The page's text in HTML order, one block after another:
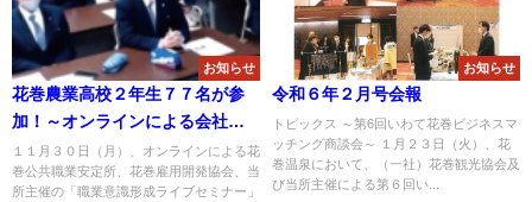
お知らせ
花巻農業高校２年生７７名が参
加！～オンラインによる会社説
明・事業所見学会～
１１月３０日（月）、オンラインによる花
巻公共職業安定所、花巻雇用開発協会、当
所主催の「職業意識形成ライブセミナー」
お知らせ
令和６年２月号会報
トピックス ～第6回いわて花巻ビジネスマ
ッチング商談会～ １月２３日（火）、花
巻温泉において、（一社）花巻観光協会及
び当所主催による第６回い...